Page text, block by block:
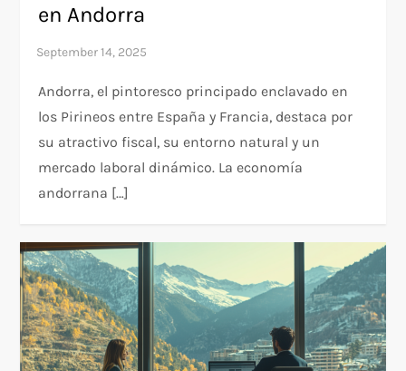
en Andorra
Andorra, el pintoresco principado enclavado en
los Pirineos entre España y Francia, destaca por
su atractivo fiscal, su entorno natural y un
mercado laboral dinámico. La economía
andorrana […]